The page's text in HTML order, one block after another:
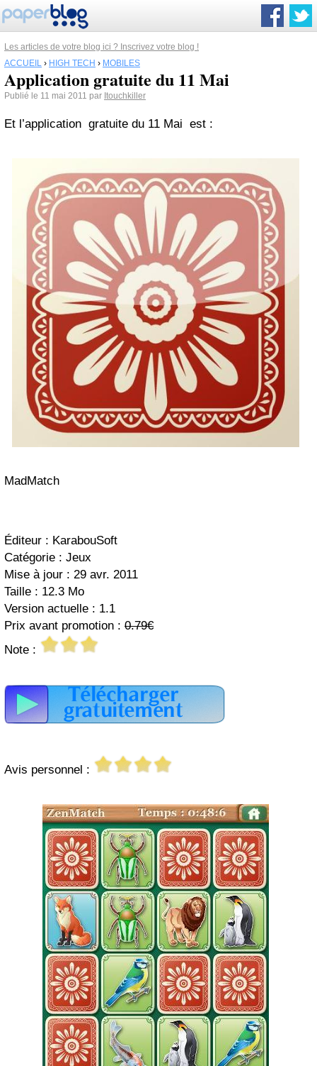
Les articles de votre blog ici ? Inscrivez votre blog !
ACCUEIL › HIGH TECH › MOBILES
Application gratuite du 11 Mai
Publié le 11 mai 2011 par Itouchkiller
Et l’application gratuite du 11 Mai est :
MadMatch
Éditeur : KarabouSoft
Catégorie : Jeux
Mise à jour : 29 avr. 2011
Taille : 12.3 Mo
Version actuelle : 1.1
Prix avant promotion : 0.79€
Note :
Avis personnel :